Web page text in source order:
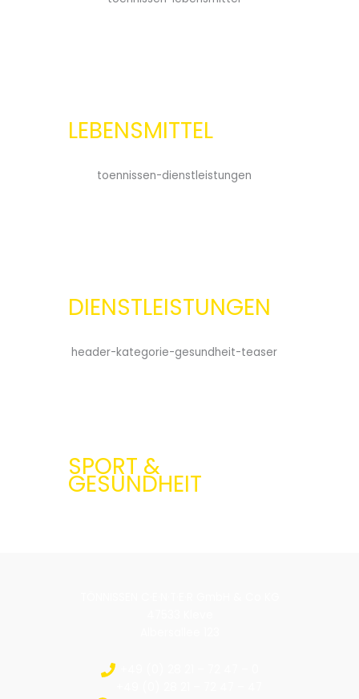
LEBENSMITTEL
DIENSTLEISTUNGEN
SPORT &
GESUNDHEIT